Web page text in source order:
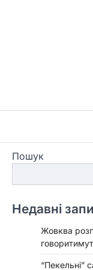
Пошук
Недавні
Жовква
“Пекельні”